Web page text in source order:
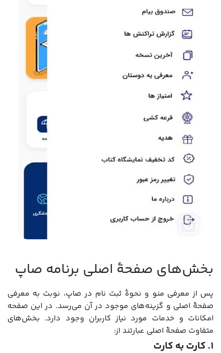
بخش‌های صفحۀ اصلی برنامه صاپ
پس از معرفی منو و نحوۀ ثبت نام در صاپ، نوبت به معرفی
صفحۀ اصلی و گزینه‌های موجود در آن می‌رسد. در این صفحه
امکانات و خدمات مورد نیاز کاربران وجود دارد. بخش‌های
متفاوت صفحۀ اصلی عبارتند از:
۱. کارت به کارت